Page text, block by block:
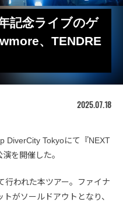
記念ライブのゲ
、TENDRE
2025.07.18
DiverCity Tokyoにて『NEXT
を開催した。
行われた本ツアー。ファイナ
がソールドアウトとなり、